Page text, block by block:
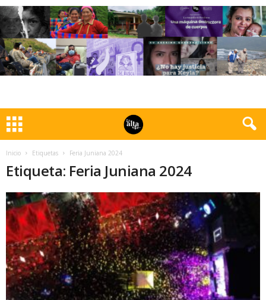
Inicio Etiquetas Feria Juniana 2024
Etiqueta: Feria Juniana 2024